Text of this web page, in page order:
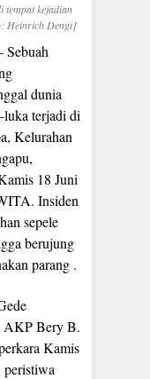
tempat kejadian
Heinrich Dengi]
Sebuah
dunia
luka terjadi di
Kelurahan
18 Juni
Insiden
sepele
berujung
parang .
AKP Bery B.
Kamis
peristiwa